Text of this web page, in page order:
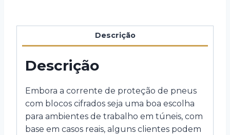
Descrição
Descrição
Embora a corrente de proteção de pneus
com blocos cifrados seja uma boa escolha
para ambientes de trabalho em túneis, com
base em casos reais, alguns clientes podem